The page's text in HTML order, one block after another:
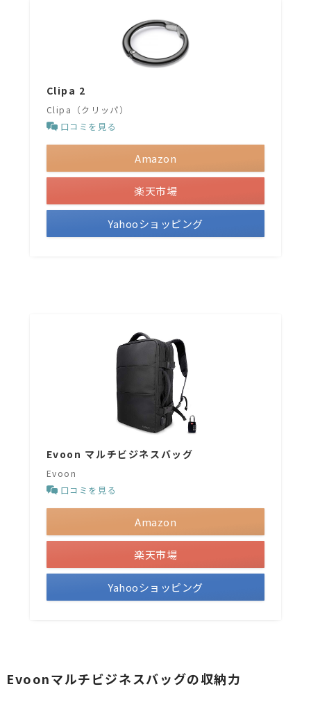
Clipa 2
Clipa（クリッパ）
口コミを見る
Amazon
楽天市場
Yahooショッピング
Evoon マルチビジネスバッグ
Evoon
口コミを見る
Amazon
楽天市場
Yahooショッピング
Evoonマルチビジネスバッグの収納力